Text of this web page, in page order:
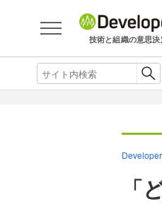
技術と組織の意思
「